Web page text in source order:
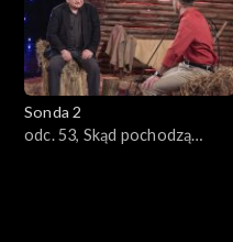
Sonda 2
odc. 53, Skąd pochodzą